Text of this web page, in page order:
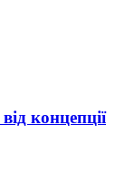
концепції